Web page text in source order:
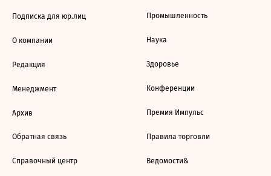
Подписка для юр.лиц
О компании
Редакция
Менеджмент
Архив
Обратная связь
Справочный центр
Промышленность
Наука
Здоровье
Конференции
Премия Импульс
Правила торговли
Ведомости&